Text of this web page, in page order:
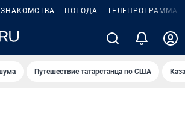
ЗНАКОМСТВА ПОГОДА ТЕЛЕПРОГРАММА
Путешествие татарстанца по США